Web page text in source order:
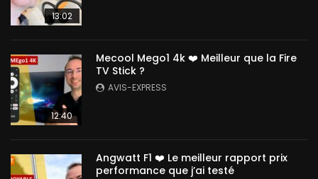
13:02
12:40
Mecool Mego1 4k ❤️ Meilleur que la Fire
TV Stick ?
AVIS-EXPRESS
Angwatt F1 ❤️ Le meilleur rapport prix
performance que j’ai testé